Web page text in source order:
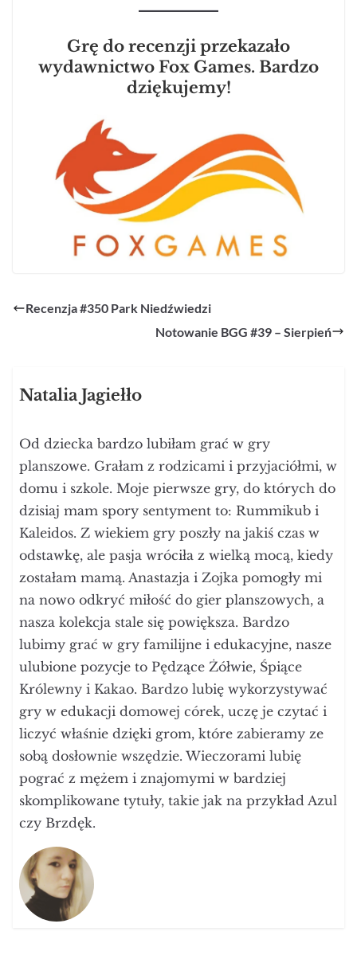
Grę do recenzji przekazało
wydawnictwo Fox Games. Bardzo
dziękujemy!
Recenzja #350 Park Niedźwiedzi
Notowanie BGG #39 – Sierpień
Natalia Jagiełło
Od dziecka bardzo lubiłam grać w gry
planszowe. Grałam z rodzicami i przyjaciółmi, w
domu i szkole. Moje pierwsze gry, do których do
dzisiaj mam spory sentyment to: Rummikub i
Kaleidos. Z wiekiem gry poszły na jakiś czas w
odstawkę, ale pasja wróciła z wielką mocą, kiedy
zostałam mamą. Anastazja i Zojka pomogły mi
na nowo odkryć miłość do gier planszowych, a
nasza kolekcja stale się powiększa. Bardzo
lubimy grać w gry familijne i edukacyjne, nasze
ulubione pozycje to Pędzące Żółwie, Śpiące
Królewny i Kakao. Bardzo lubię wykorzystywać
gry w edukacji domowej córek, uczę je czytać i
liczyć właśnie dzięki grom, które zabieramy ze
sobą dosłownie wszędzie. Wieczorami lubię
pograć z mężem i znajomymi w bardziej
skomplikowane tytuły, takie jak na przykład Azul
czy Brzdęk.